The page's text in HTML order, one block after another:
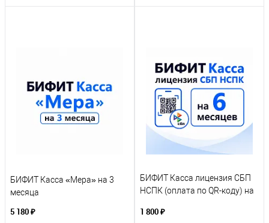
БИФИТ Касса «Мера» на 3
месяца
5 180 ₽
БИФИТ Касса лицензия СБП
НСПК (оплата по QR-коду) на
1 800 ₽